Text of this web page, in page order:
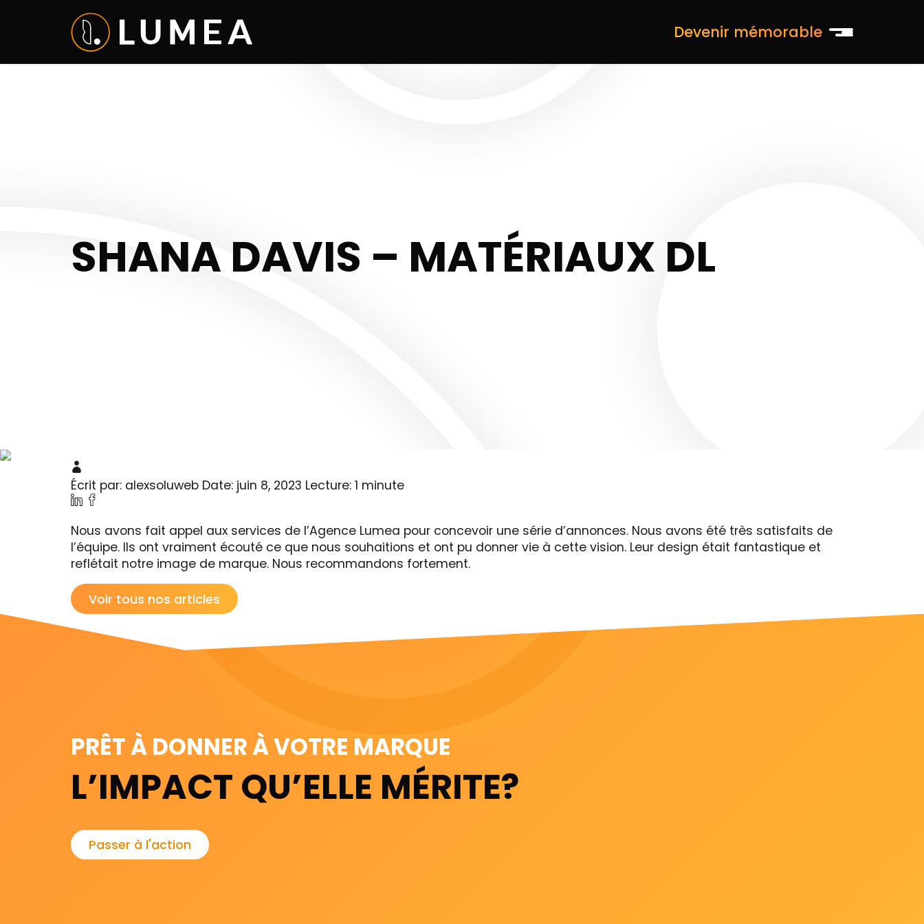
Devenir mémorable
SHANA DAVIS – MATÉRIAUX DL
Écrit par: alexsoluweb Date: juin 8, 2023 Lecture: 1 minute
Nous avons fait appel aux services de l’Agence Lumea pour concevoir une série d’annonces. Nous avons été très satisfaits de
l’équipe. Ils ont vraiment écouté ce que nous souhaitions et ont pu donner vie à cette vision. Leur design était fantastique et
reflétait notre image de marque. Nous recommandons fortement.
Voir tous nos articles
PRÊT À DONNER À VOTRE MARQUE
L’IMPACT QU’ELLE MÉRITE?
Passer à l'action